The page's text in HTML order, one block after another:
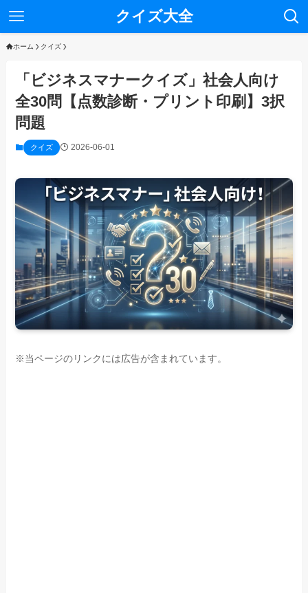
クイズ大全
ホーム クイズ
「ビジネスマナークイズ」社会人向け
全30問【点数診断・プリント印刷】3択
問題
クイズ 2026-06-01
※当ページのリンクには広告が含まれています。